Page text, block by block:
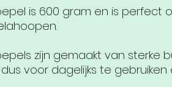
is 600 gram en is perfect
zijn gemaakt van sterke
voor dagelijks te